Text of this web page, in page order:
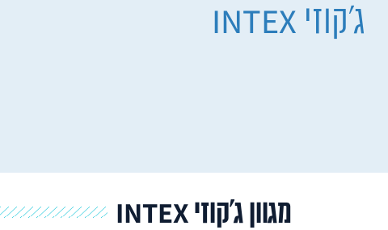
ג'קוזי INTEX
מגוון ג'קוזי INTEX